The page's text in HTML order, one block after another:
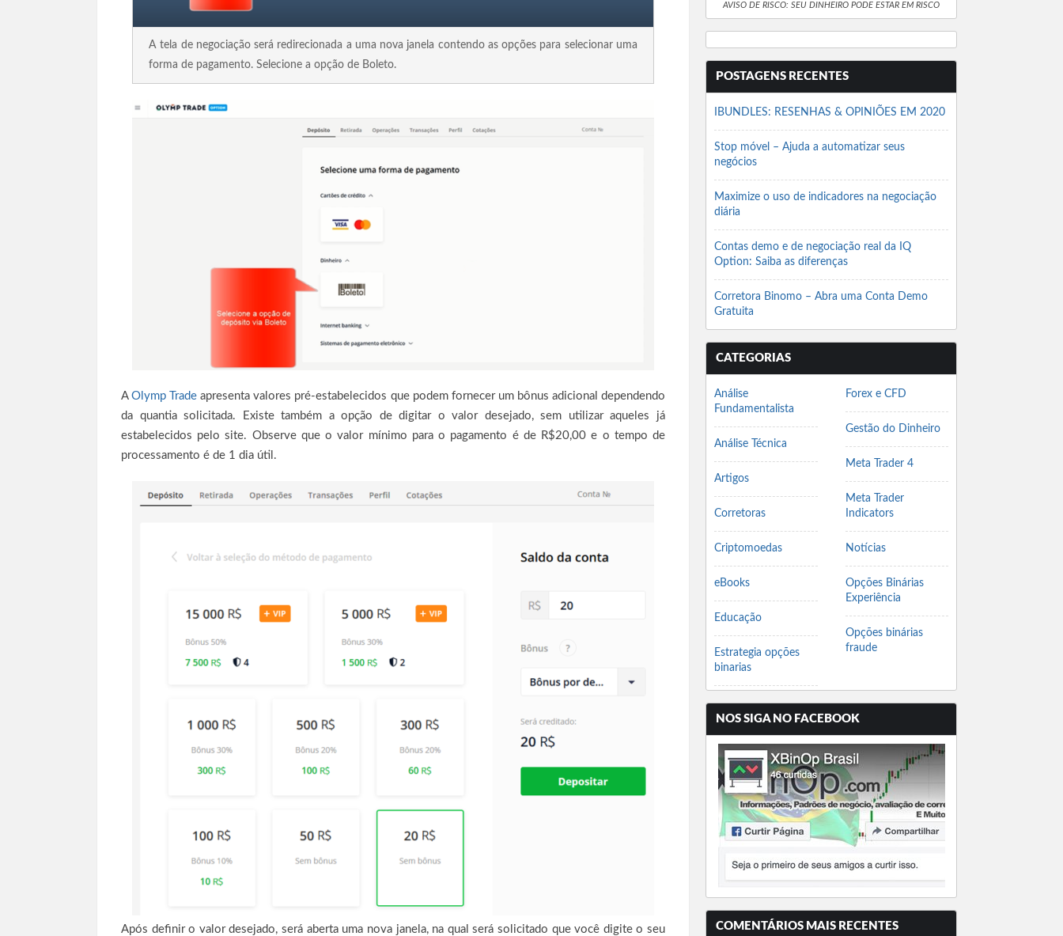
A tela de negociação será redirecionada a uma nova janela contendo as opções para selecionar uma
forma de pagamento. Selecione a opção de Boleto.
AOlymp Trade apresenta valores pré-estabelecidos que podem fornecer um bônus adicional dependendo
da quantia solicitada. Existe também a opção de digitar o valor desejado, sem utilizar aqueles já
estabelecidos pelo site. Observe que o valor mínimo para o pagamento é de R$20,00 e o tempo de
processamento é de 1 dia útil.
Após definir o valor desejado, será aberta uma nova janela, na qual será solicitado que você digite o seu
AVISO DE RISCO: SEU DINHEIRO PODE ESTAR EM RISCO
POSTAGENS RECENTES
IBUNDLES: RESENHAS & OPINIÕES EM 2020
Stop móvel – Ajuda a automatizar seus
negócios
Maximize o uso de indicadores na negociação
diária
Contas demo e de negociação real da IQ
Option: Saiba as diferenças
Corretora Binomo – Abra uma Conta Demo
Gratuita
CATEGORIAS
Análise
Fundamentalista
Análise Técnica
Artigos
Corretoras
Criptomoedas
eBooks
Educação
Estrategia opções
binarias
Forex e CFD
Gestão do Dinheiro
Meta Trader 4
Meta Trader
Indicators
Notícias
Opções Binárias
Experiência
Opções binárias
fraude
NOS SIGA NO FACEBOOK
COMENTÁRIOS MAIS RECENTES